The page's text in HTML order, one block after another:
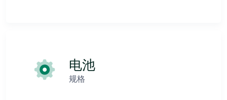
电池
规格